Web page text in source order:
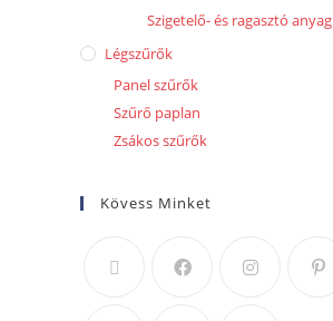
Szigetelő- és ragasztó anyag
Légszűrők
Panel szűrők
Szűrő paplan
Zsákos szűrők
Kövess Minket